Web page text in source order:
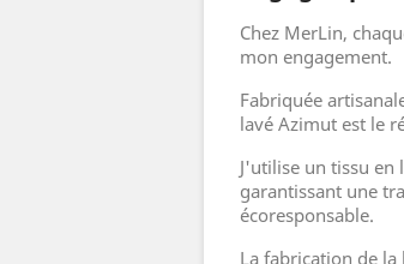
Chez MerLin,
mon engagement.
Fabriquée
lavé Azimut est le
J'utilise un tissu
garantissant une
écoresponsable.
La fabrication de la